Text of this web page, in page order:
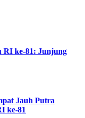
RI ke-81: Junjung
Jauh Putra
ke-81